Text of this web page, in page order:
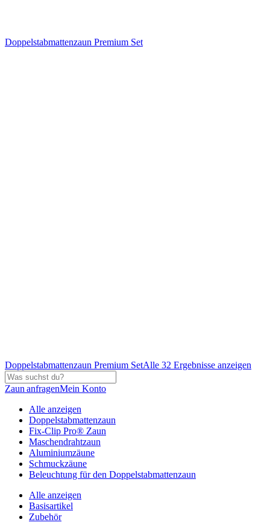
Doppelstabmattenzaun Premium Set
Doppelstabmattenzaun Premium SetAlle 32 Ergebnisse anzeigen
Zaun anfragenMein Konto
Alle anzeigen
Doppelstabmattenzaun
Fix-Clip Pro® Zaun
Maschendrahtzaun
Aluminiumzäune
Schmuckzäune
Beleuchtung für den Doppelstabmattenzaun
Alle anzeigen
Basisartikel
Zubehör